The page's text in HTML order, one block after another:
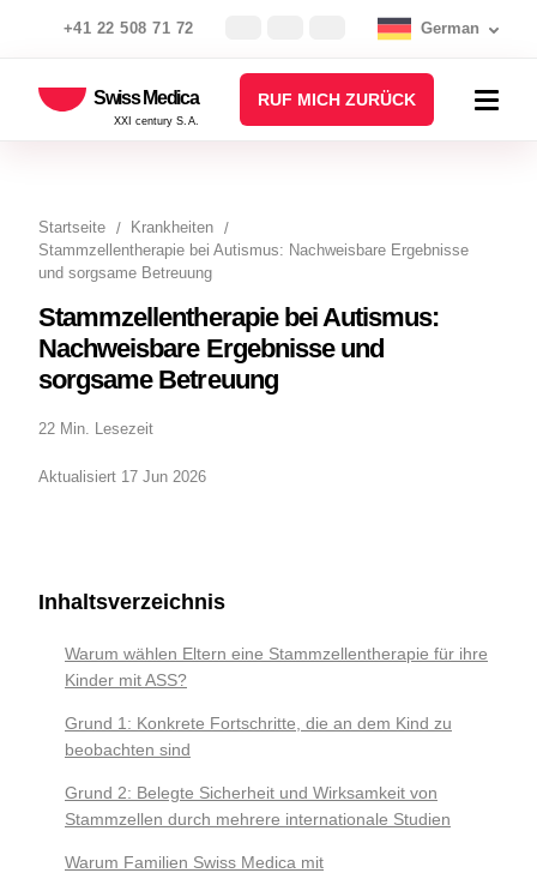
+41 22 508 71 72 German
Swiss Medica
XXI century S.A.
RUF MICH ZURÜCK
Startseite
Krankheiten
Stammzellentherapie bei Autismus: Nachweisbare Ergebnisse
und sorgsame Betreuung
Stammzellentherapie bei Autismus:
Nachweisbare Ergebnisse und
sorgsame Betreuung
22 Min. Lesezeit
Aktualisiert 17 Jun 2026
Inhaltsverzeichnis
Warum wählen Eltern eine Stammzellentherapie für ihre
Kinder mit ASS?
Grund 1: Konkrete Fortschritte, die an dem Kind zu
beobachten sind
Grund 2: Belegte Sicherheit und Wirksamkeit von
Stammzellen durch mehrere internationale Studien
Warum Familien Swiss Medica mit